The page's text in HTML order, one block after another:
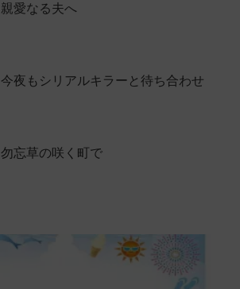
親愛なる夫へ
今夜もシリアルキラーと待ち合わせ
勿忘草の咲く町で